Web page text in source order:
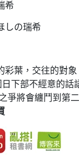
希
しの瑞希
彩葉，交往的對
下部不經意的話
爭將會纏鬥到第